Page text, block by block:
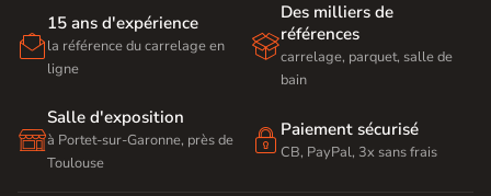

15 ans d'expérience
la référence du carrelage en
ligne

Des milliers de
références
carrelage, parquet, salle de
bain

Salle d'exposition
à Portet-sur-Garonne, près de
Toulouse
 Paiement sécurisé
CB, PayPal, 3x sans frais